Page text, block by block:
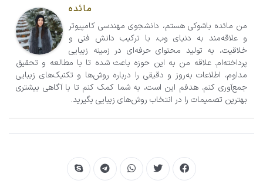
مائده
من مائده باشوکی هستم، دانشجوی مهندسی کامپیوتر
و علاقه‌مند به دنیای وب. با ترکیب دانش فنی و
خلاقیت، به تولید محتوای حرفه‌ای در زمینه زیبایی
پرداخته‌ام. علاقه من به این حوزه باعث شده تا با مطالعه و تحقیق
مداوم، اطلاعات به‌روز و دقیقی را درباره روش‌ها و تکنیک‌های زیبایی
جمع‌آوری کنم. هدفم این است، به شما کمک کنم تا با آگاهی بیشتری
بهترین تصمیمات را در انتخاب روش‌های زیبایی بگیرید.